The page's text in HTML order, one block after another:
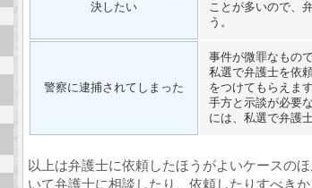
決したい
ことが多いので、
う。
警察に逮捕されてしまった
事件が微罪なもの
私選で弁護士を依
をつけてもらえま
手方と示談が必要
には、私選で弁護
以上は弁護士に依頼したほうがよいケースの
いて弁護士に相談したり、依頼したりすべき